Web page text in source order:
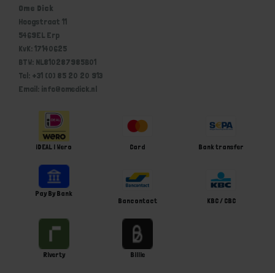
Ome Dick
Hoogstraat 11
5469EL Erp
KvK: 17140625
BTW: NL810287985B01
Tel: +31 (0) 85 20 20 913
Email: info@omedick.nl
iDEAL | Wero Card Bank transfer
Pay By Bank
Bancontact
KBC / CBC
Riverty Billie